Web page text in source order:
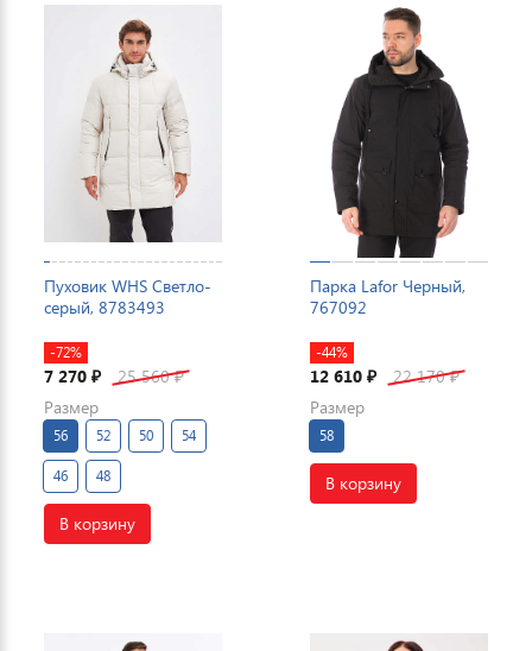
Пуховик WHS Светло-
серый, 8783493
-72%
7 270 ₽ 25 560₽
Размер
56 52 50 54
46 48
В корзину
Парка Lafor Черный,
767092
-44%
12 610 ₽ 22 170₽
Размер
58
В корзину